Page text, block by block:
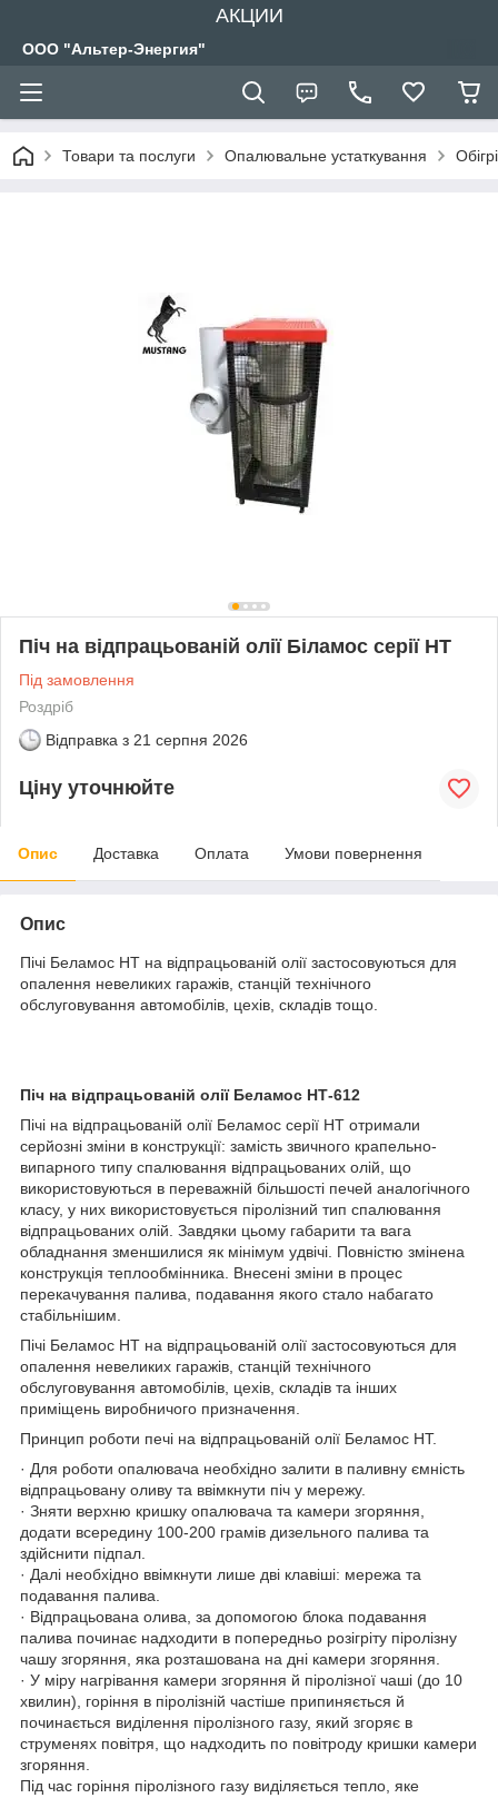
АКЦИИ
ООО "Альтер-Энергия"
Товари та послуги Опалювальне устаткування
Піч на відпрацьованій олії Біламос серії НТ
Під замовлення
Роздріб
Відправка з 21 серпня 2026
Ціну уточнюйте
Опис Доставка Оплата Умови повернення
Опис
Пічі Беламос НТ на відпрацьованій олії застосовуються для
опалення невеликих гаражів, станцій технічного
обслуговування автомобілів, цехів, складів тощо.
Піч на відпрацьованій олії Беламос НТ-612
Пічі на відпрацьованій олії Беламос серії НТ отримали
серйозні зміни в конструкції: замість звичного крапельно-
випарного типу спалювання відпрацьованих олій, що
використовуються в переважній більшості печей аналогічного
класу, у них використовується піролізний тип спалювання
відпрацьованих олій. Завдяки цьому габарити та вага
обладнання зменшилися як мінімум удвічі. Повністю змінена
конструкція теплообмінника. Внесені зміни в процес
перекачування палива, подавання якого стало набагато
стабільнішим.
Пічі Беламос НТ на відпрацьованій олії застосовуються для
опалення невеликих гаражів, станцій технічного
обслуговування автомобілів, цехів, складів та інших
приміщень виробничого призначення.
Принцип роботи печі на відпрацьованій олії Беламос НТ.
· Для роботи опалювача необхідно залити в паливну ємність
відпрацьовану оливу та ввімкнути піч у мережу.
· Зняти верхню кришку опалювача та камери згоряння,
додати всередину 100-200 грамів дизельного палива та
здійснити підпал.
· Далі необхідно ввімкнути лише дві клавіші: мережа та
подавання палива.
· Відпрацьована олива, за допомогою блока подавання
палива починає надходити в попередньо розігріту піролізну
чашу згоряння, яка розташована на дні камери згоряння.
· У міру нагрівання камери згоряння й піролізної чаші (до 10
хвилин), горіння в піролізній частіше припиняється й
починається виділення піролізного газу, який згоряє в
струменях повітря, що надходить по повітроду кришки камери
згоряння.
Під час горіння піролізного газу виділяється тепло, яке